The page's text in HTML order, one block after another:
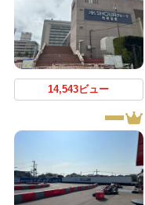
14,543ビュー